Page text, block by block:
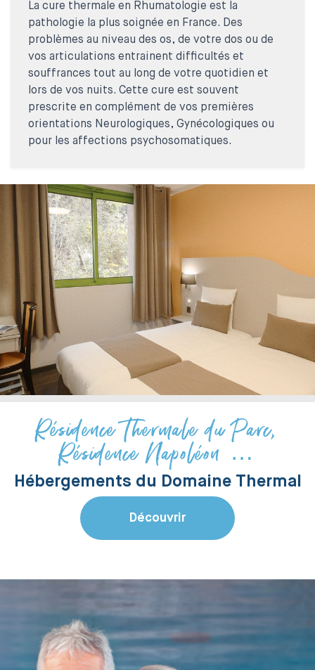
La cure thermale en Rhumatologie est la
pathologie la plus soignée en France. Des
problèmes au niveau des os, de votre dos ou de
vos articulations entrainent difficultés et
souffrances tout au long de votre quotidien et
lors de vos nuits. Cette cure est souvent
prescrite en complément de vos premières
orientations Neurologiques, Gynécologiques ou
pour les affections psychosomatiques.
Résidence Thermale du Parc,
Résidence Napoléon …
Hébergements du Domaine Thermal
Découvrir